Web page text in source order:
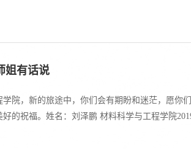
放主题短片等形式带领大家回顾了中国共产主
姐有话说
院，新的旅途中，你们会有期盼和迷茫，愿你
院2019级博士研究生：欢迎2022级的师弟师妹
阶段学习收获多少，在这里又是一个全新的起